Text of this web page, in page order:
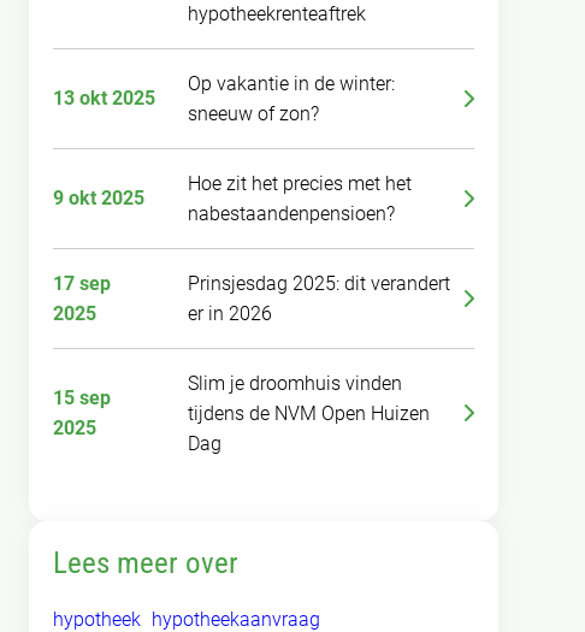
hypotheekrenteaftrek
13 okt 2025
Op vakantie in de winter:
sneeuw of zon?
9 okt 2025
Hoe zit het precies met het
nabestaandenpensioen?
17 sep
2025
Prinsjesdag 2025: dit verandert
er in 2026
15 sep
2025
Slim je droomhuis vinden
tijdens de NVM Open Huizen
Dag
Lees meer over
hypotheek hypotheekaanvraag